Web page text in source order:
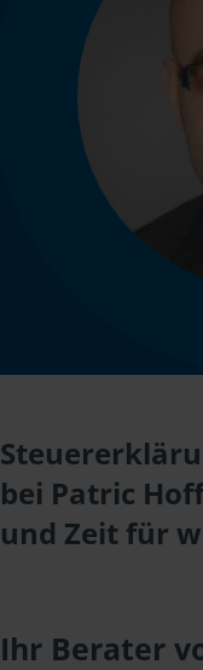
bei Patric
und Zeit für
Ihr Berater